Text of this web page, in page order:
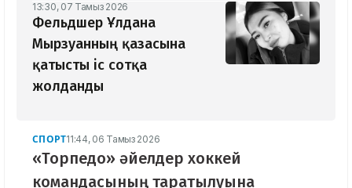
13:30, 07 Тамыз 2026
Фельдшер Ұлдана
Мырзуанның қазасына
қатысты іс сотқа
жолданды
СПОРТ11:44, 06 Тамыз 2026
«Торпедо» әйелдер хоккей
командасының таратылуына